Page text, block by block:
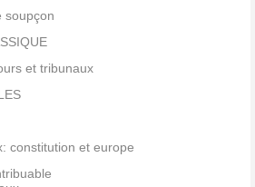
soupçon
et tribunaux
constitution et europe